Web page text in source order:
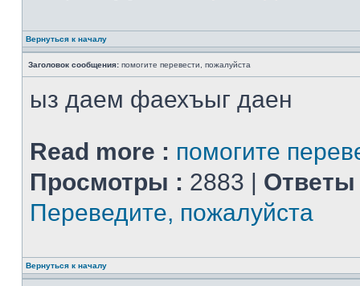
Вернуться к началу
Заголовок сообщения: помогите перевести, пожалуйста
ыз даем фаехъыг даен
Read more : помогите
Просмотры : 2883 | Ответы
Переведите, пожалуйста
Вернуться к началу